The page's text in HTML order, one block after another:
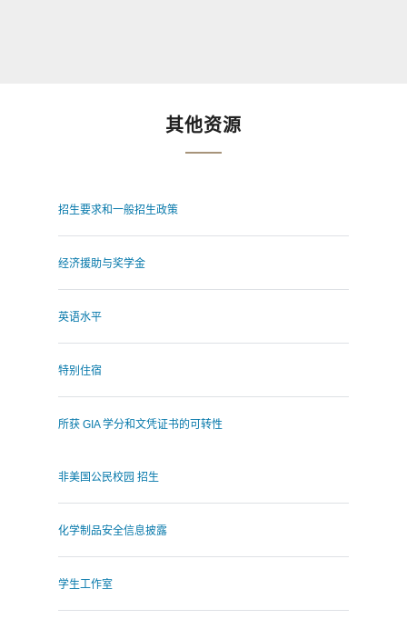
其他资源
招生要求和一般招生政策
经济援助与奖学金
英语水平
特别住宿
所获 GIA 学分和文凭证书的可转性
非美国公民校园 招生
化学制品安全信息披露
学生工作室